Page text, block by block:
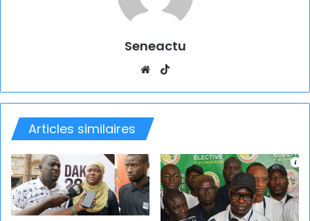
Seneactu
Website
Articles similaires